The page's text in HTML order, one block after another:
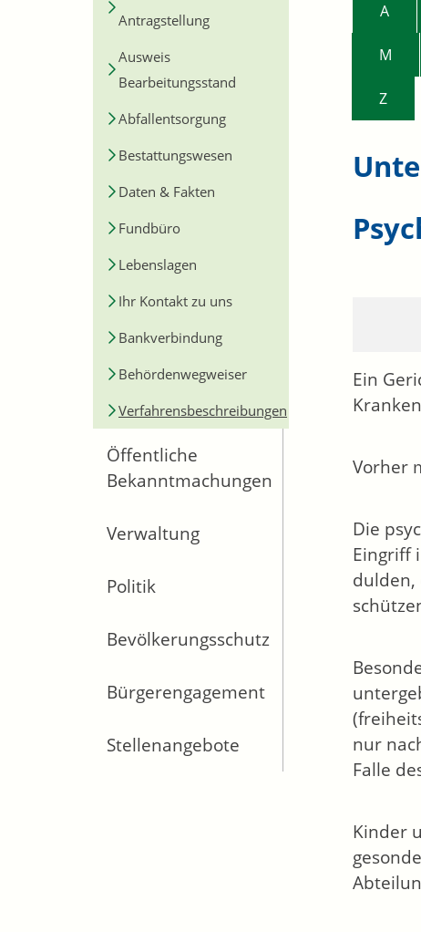
Antragstellung
Ausweis
Bearbeitungsstand
Abfallentsorgung
Bestattungswesen
Daten & Fakten
Fundbüro
Lebenslagen
Ihr Kontakt zu uns
Bankverbindung
Behördenwegweiser
Verfahrensbeschreibungen
Öffentliche
Bekanntmachungen
Verwaltung
Politik
Bevölkerungsschutz
Bürgerengagement
Stellenangebote
A
M
Z
Ein
Vorher
Die
Eingriff
dulden,
nur
Falle
Kinder